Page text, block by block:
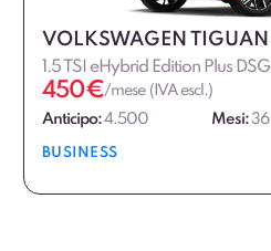
VOLKSWAGEN TIGUAN
1.5 TSI eHybrid Edition Plus DSG
450€/mese (IVA escl.)
Anticipo:4.500 Mesi:36
BUSINESS